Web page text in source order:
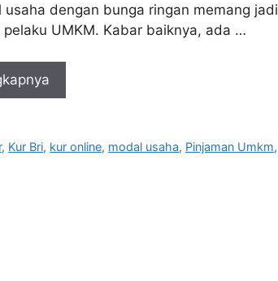
usaha dengan bunga ringan memang jadi
pelaku UMKM. Kabar baiknya, ada …
, Kur Bri, kur online, modal usaha, Pinjaman Umkm,